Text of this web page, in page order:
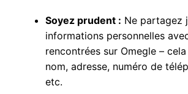
Soyez prudent : Ne partagez
informations personnelles
rencontrées sur Omegle –
nom, adresse, numéro de
etc.